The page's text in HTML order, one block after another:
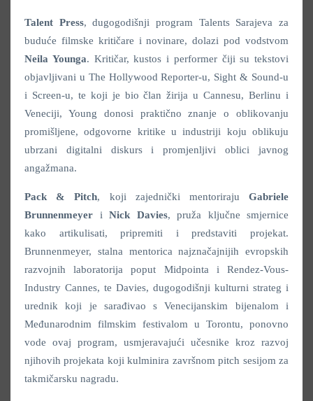
Talent Press, dugogodišnji program Talents Sarajeva za
buduće filmske kritičare i novinare, dolazi pod vodstvom
Neila Younga. Kritičar, kustos i performer čiji su tekstovi
objavljivani u The Hollywood Reporter-u, Sight & Sound-u
i Screen-u, te koji je bio član žirija u Cannesu, Berlinu i
Veneciji, Young donosi praktično znanje o oblikovanju
promišljene, odgovorne kritike u industriji koju oblikuju
ubrzani digitalni diskurs i promjenljivi oblici javnog
angažmana.
Pack & Pitch, koji zajednički mentorirajuGabriele
Brunnenmeyer i Nick Davies, pruža ključne smjernice
kako artikulisati, pripremiti i predstaviti projekat.
Brunnenmeyer, stalna mentorica najznačajnijih evropskih
razvojnih laboratorija poput Midpointa i Rendez-Vous-
Industry Cannes, te Davies, dugogodišnji kulturni strateg i
urednik koji je sarađivao s Venecijanskim bijenalom i
Međunarodnim filmskim festivalom u Torontu, ponovno
vode ovaj program, usmjeravajući učesnike kroz razvoj
njihovih projekata koji kulminira završnom pitch sesijom za
takmičarsku nagradu.